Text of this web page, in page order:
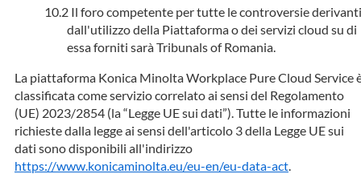
Il foro competente per tutte le controversie derivanti
dall'utilizzo della Piattaforma o dei servizi cloud su di
essa forniti sarà Tribunals of Romania.
La piattaforma Konica Minolta Workplace Pure Cloud Service
classificata come servizio correlato ai sensi del Regolamento
(UE) 2023/2854 (la “Legge UE sui dati”). Tutte le informazioni
richieste dalla legge ai sensi dell'articolo 3 della Legge UE sui
dati sono disponibili all'indirizzo
https://www.konicaminolta.eu/eu-en/eu-data-act.